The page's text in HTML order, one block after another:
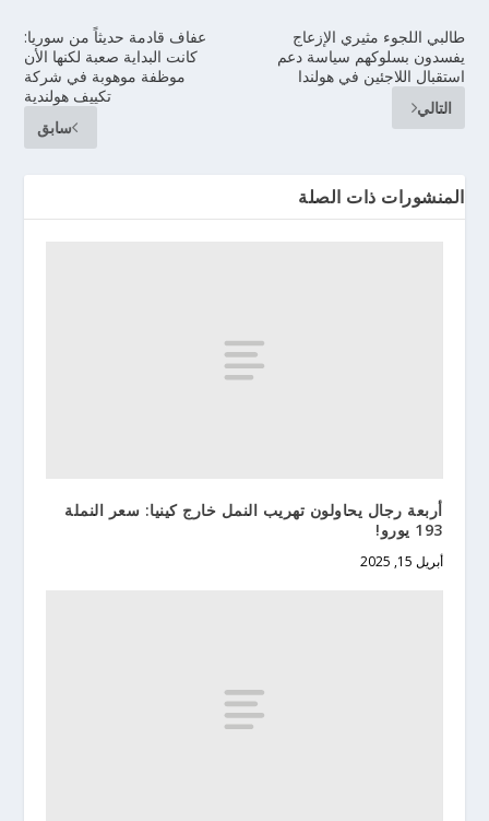
عفاف قادمة حديثاً من سوريا:
كانت البداية صعبة لكنها الأن
موظفة موهوبة في شركة
تكييف هولندية
سابق
طالبي اللجوء مثيري الإزعاج
يفسدون بسلوكهم سياسة دعم
استقبال اللاجئين في هولندا
التالي
المنشورات ذات الصلة
أربعة رجال يحاولون تهريب النمل خارج كينيا: سعر النملة
193 يورو!
أبريل 15, 2025